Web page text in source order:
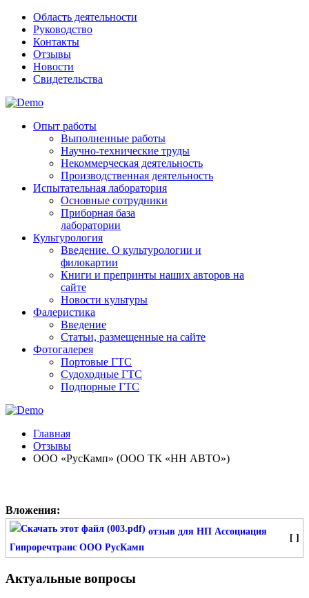
Область деятельности
Руководство
Контакты
Отзывы
Новости
Свидетельства
Опыт работы
Выполненные работы
Научно-технические труды
Некоммерческая деятельность
Производственная деятельность
Испытательная лаборатория
Основные сотрудники
Приборная база
лаборатории
Культурология
Введение. О культурологии и
филокартии
Книги и препринты наших авторов на
сайте
Новости культуры
Фалеристика
Введение
Статьи, размещенные на сайте
Фотогалерея
Портовые ГТС
Судоходные ГТС
Подпорные ГТС
Главная
Отзывы
ООО «РусКамп» (ООО ТК «НН АВТО»)
Вложения:
отзыв для НП Ассоциация
Гипроречтранс ООО РусКамп
[ ]
Актуальные вопросы